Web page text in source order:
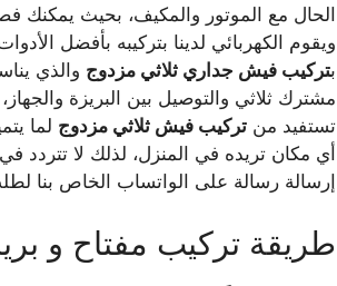
الحال مع الموتور والمكيف، بحيث يمكنك
ويقوم الكهربائي لدينا بتركيبه بأفضل
بتركيب فيش جداري ثلاثي مزدوج والذي
مشترك ثلاثي والتوصيل بين البريزة
تستفيد من تركيب فيش ثلاثي مزدوج لما
أي مكان تريده في المنزل، لذلك لا تتردد
إرسالة رسالة على الواتساب الخاص بنا
طريقة تركيب مفتاح و